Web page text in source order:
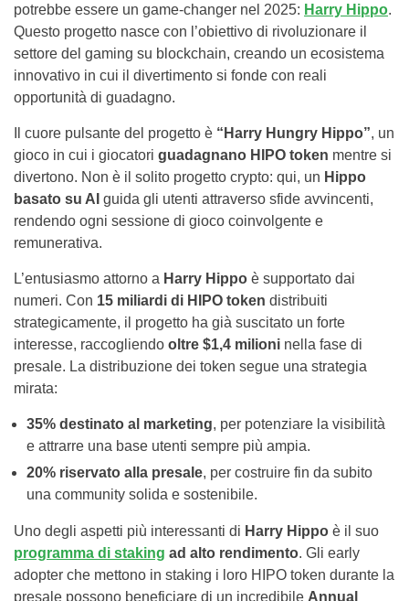
potrebbe essere un game-changer nel 2025: Harry Hippo.
Questo progetto nasce con l’obiettivo di rivoluzionare il
settore del gaming su blockchain, creando un ecosistema
innovativo in cui il divertimento si fonde con reali
opportunità di guadagno.
Il cuore pulsante del progetto è “Harry Hungry Hippo”, un
gioco in cui i giocatori guadagnano HIPO token mentre si
divertono. Non è il solito progetto crypto: qui, un Hippo
basato su AI guida gli utenti attraverso sfide avvincenti,
rendendo ogni sessione di gioco coinvolgente e
remunerativa.
L’entusiasmo attorno a Harry Hippo è supportato dai
numeri. Con 15 miliardi di HIPO token distribuiti
strategicamente, il progetto ha già suscitato un forte
interesse, raccogliendo oltre $1,4 milioni nella fase di
presale. La distribuzione dei token segue una strategia
mirata:
35% destinato al marketing, per potenziare la visibilità
e attrarre una base utenti sempre più ampia.
20% riservato alla presale, per costruire fin da subito
una community solida e sostenibile.
Uno degli aspetti più interessanti di Harry Hippo è il suo
programma di staking ad alto rendimento. Gli early
adopter che mettono in staking i loro HIPO token durante la
presale possono beneficiare di un incredibile Annual